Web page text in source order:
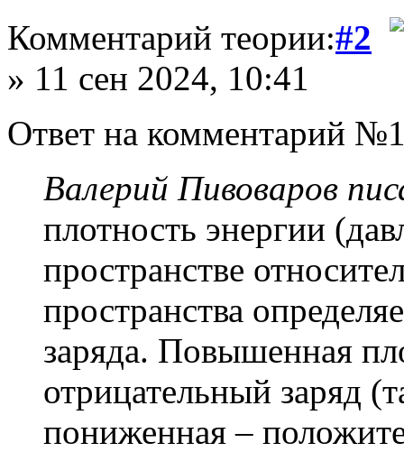
Комментарий теории:#2
» 11 сен 2024, 10:41
Ответ на комментарий
Валерий Пивоваров
плотность энергии
пространстве
пространства
заряда. Повышенная
отрицательный заряд
пониженная –